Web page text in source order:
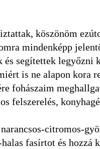
köszönöm
mindenképp
segítettek legyőzni
is ne alapon kora
fohászaim
felszerelés,
citromos-
fasírtot és hozzá